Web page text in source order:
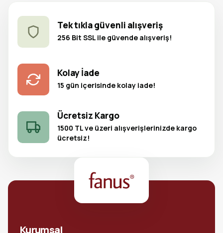
Tek tıkla güvenli alışveriş
256 Bit SSL ile güvende alışveriş!
Kolay İade
15 gün içerisinde kolay iade!
Ücretsiz Kargo
1500 TL ve üzeri alışverişlerinizde kargo
ücretsiz!
Kurumsal